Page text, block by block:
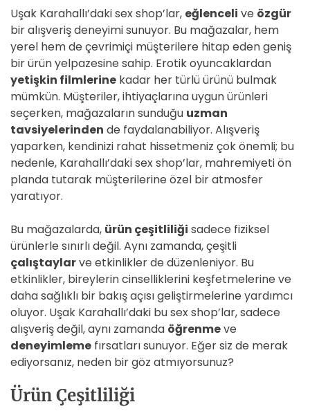
E
Uşak Karahallı’daki sex shop’lar, eğlenceli ve özgür
bir alışveriş deneyimi sunuyor. Bu mağazalar, hem
yerel hem de çevrimiçi müşterilere hitap eden geniş
bir ürün yelpazesine sahip. Erotik oyuncaklardan
yetişkin filmlerine kadar her türlü ürünü bulmak
mümkün. Müşteriler, ihtiyaçlarına uygun ürünleri
seçerken, mağazaların sunduğu uzman
tavsiyelerinden de faydalanabiliyor. Alışveriş
yaparken, kendinizi rahat hissetmeniz çok önemli; bu
nedenle, Karahallı’daki sex shop’lar, mahremiyeti ön
planda tutarak müşterilerine özel bir atmosfer
yaratıyor.
Bu mağazalarda, ürün çeşitliliği sadece fiziksel
ürünlerle sınırlı değil. Aynı zamanda, çeşitli
çalıştaylarve etkinlikler de düzenleniyor. Bu
etkinlikler, bireylerin cinselliklerini keşfetmelerine ve
daha sağlıklı bir bakış açısı geliştirmelerine yardımcı
oluyor. Uşak Karahallı’daki bu sex shop’lar, sadece
alışveriş değil, aynı zamanda öğrenmeve
deneyimleme fırsatları sunuyor. Eğer siz de merak
ediyorsanız, neden bir göz atmıyorsunuz?
Ürün Çeşitliliği